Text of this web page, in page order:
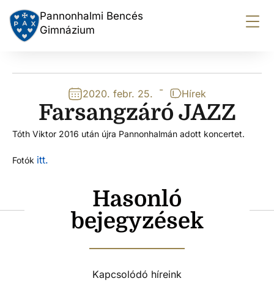
Pannonhalmi Bencés
Gimnázium
2020. febr. 25. - Hírek
Farsangzáró JAZZ
Tóth Viktor 2016 után újra Pannonhalmán adott koncertet.
Fotók itt.
Hasonló
bejegyzések
Kapcsolódó híreink